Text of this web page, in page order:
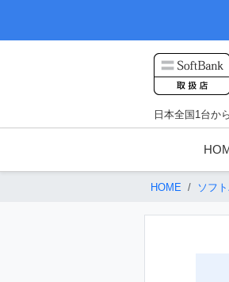
日本全国1台か
HOME ソフ